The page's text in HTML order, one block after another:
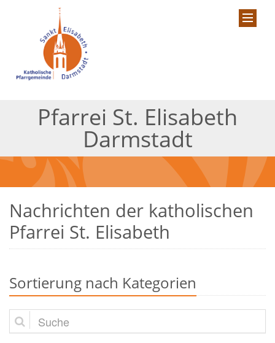
Pfarrei St. Elisabeth
Darmstadt
Nachrichten der katholischen
Pfarrei St. Elisabeth
Sortierung nach Kategorien
Suche